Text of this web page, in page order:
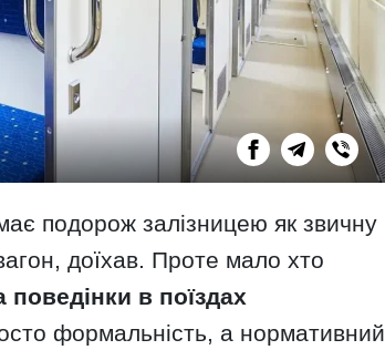
подорож залізницею як звичну
доїхав. Проте мало хто
поведінки в поїздах
формальність, а нормативний